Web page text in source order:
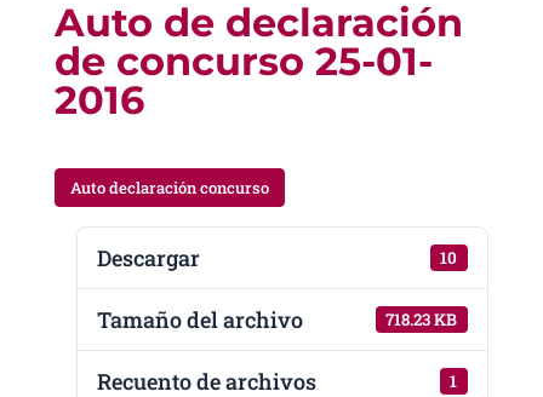
Auto de declaración
de concurso 25-01-
2016
Auto declaración concurso
Descargar 10
Tamaño del archivo 718.23 KB
Recuento de archivos 1